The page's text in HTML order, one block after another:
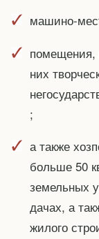
машино-
них
;
а также
больше 50
земельных
дачах, а
жилого